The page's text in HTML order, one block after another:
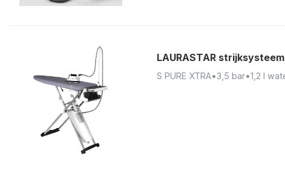
LAURASTAR
S PURE XTRA•3,5 bar•1,2 l